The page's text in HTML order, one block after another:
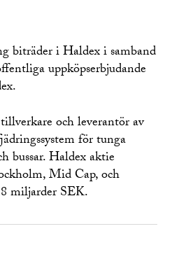
biträder i Haldex i samband
uppköpserbjudande
och leverantör av
för tunga
bussar. Haldex aktie
Mid Cap, och
miljarder SEK.